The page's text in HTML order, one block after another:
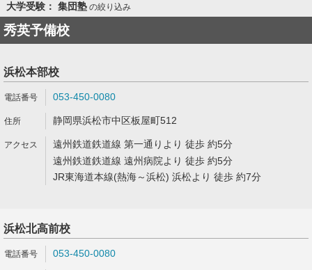
大学受験： 集団塾の絞り込み
秀英予備校
浜松本部校
053-450-0080
静岡県浜松市中区板屋町512
遠州鉄道鉄道線 第一通りより 徒歩 約5分
遠州鉄道鉄道線 遠州病院より 徒歩 約5分
JR東海道本線(熱海～浜松) 浜松より 徒歩 約7分
浜松北高前校
053-450-0080